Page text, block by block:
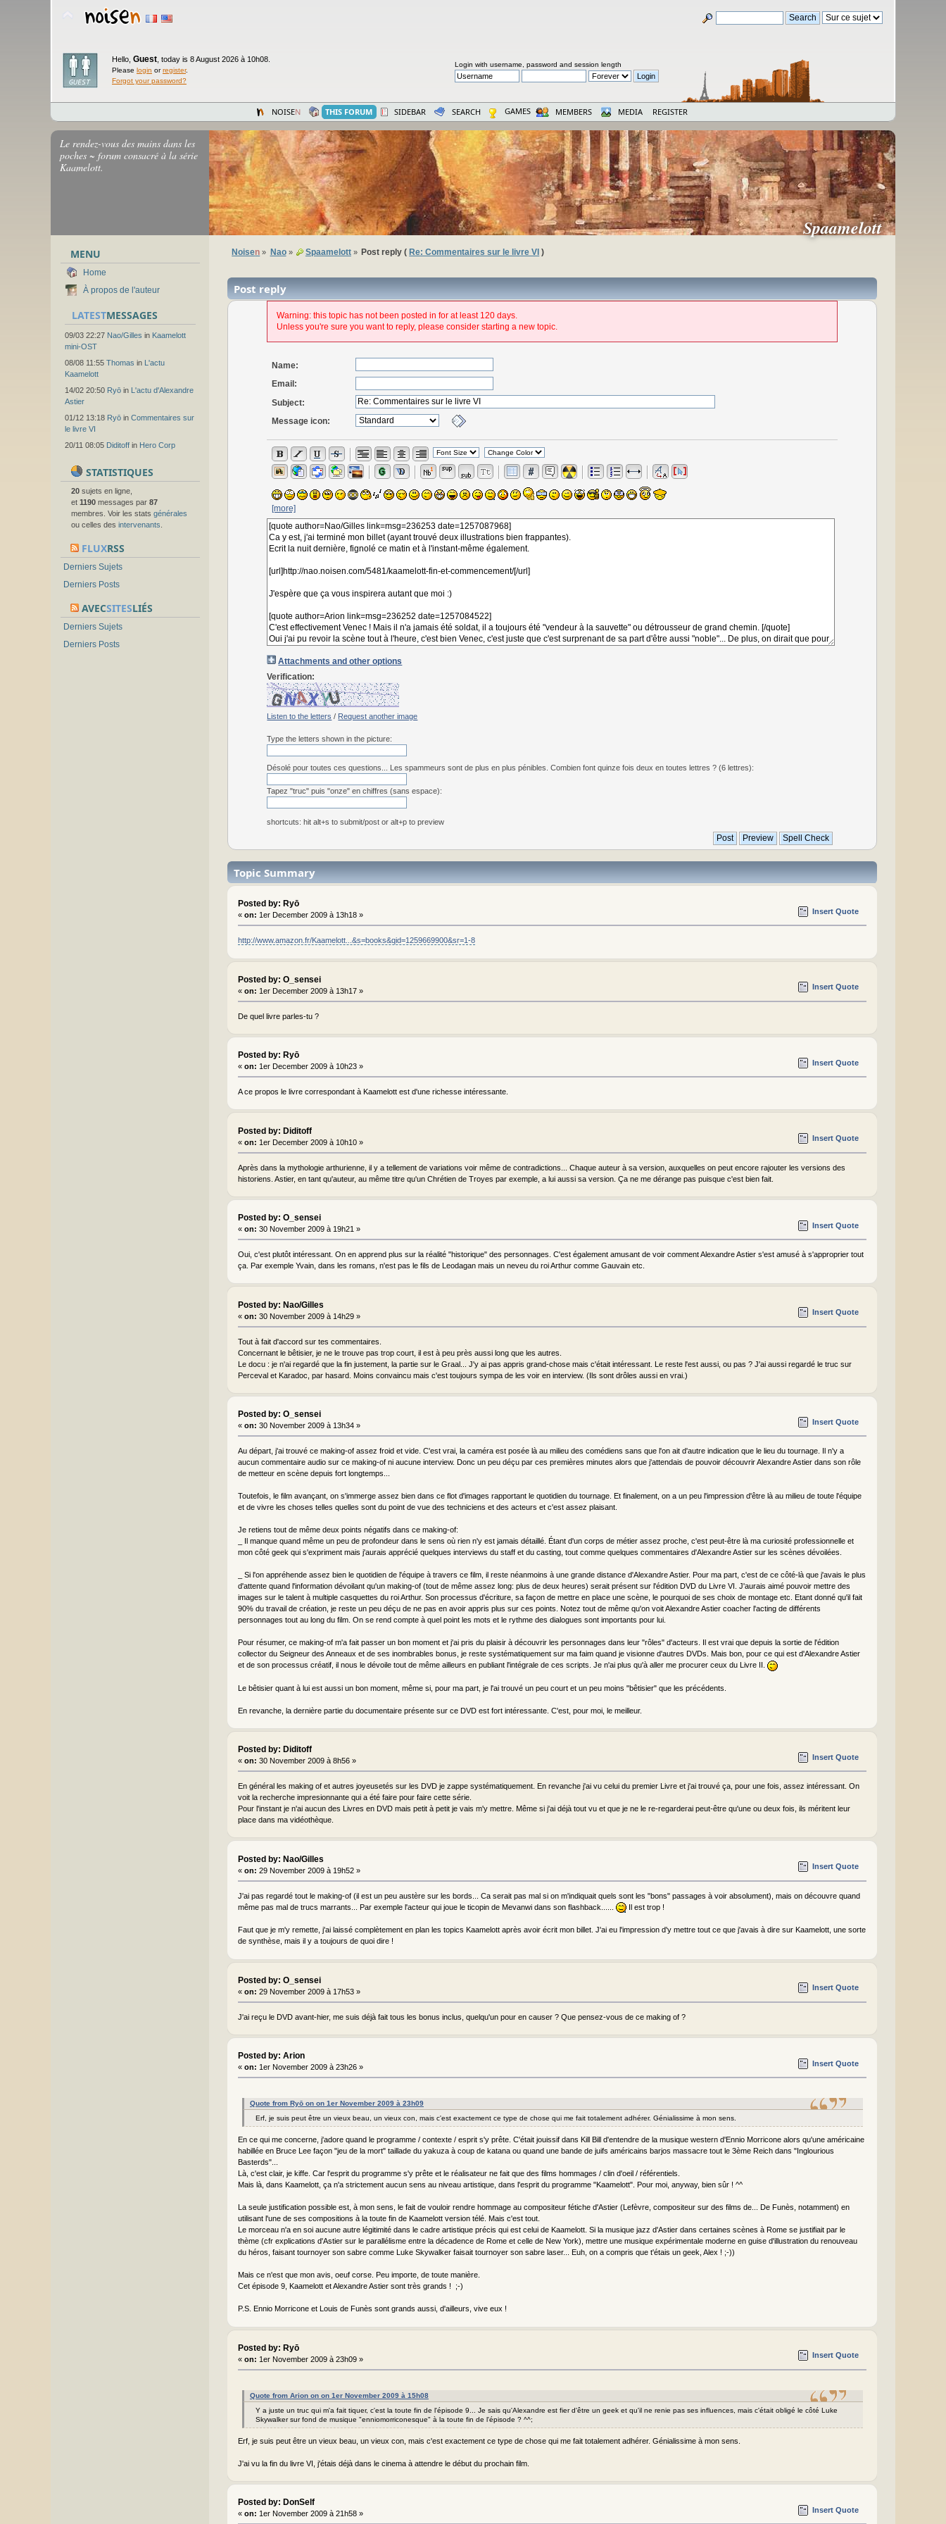
Hello, Guest today is 8 August 2026 à 10h08.
Please login orregister.
Forgot your password?
Login with username, password and session length
NOISEN THIS FORUM SIDEBAR SEARCH GAMES MEMBERS MEDIA REGISTER
Le rendez-vous des mains dans les
poches ~ forum consacré à la série
Kaamelott.
MENU
Home
À propos de l'auteur
LATESTMESSAGES
09/03 22:27 Nao/Gilles in Kaamelott
mini-OST
08/08 11:55 Thomas in L'actu
Kaamelott
14/02 20:50 Ryō in L'actu d'Alexandre
Astier
01/12 13:18 Ryō in Commentaires sur
le livre VI
20/11 08:05 Diditoff in Hero Corp
STATISTIQUES
20 sujets en ligne,
et 1190 messages par 87
membres. Voir les stats générales
ou celles des intervenants
FLUXRSS
Derniers Sujets
Derniers Posts
AVECSITESLIÉS
Derniers Sujets
Derniers Posts
Spaamelott
Noisen » Nao» Spaamelott» Post reply ( Re: Commentaires sur le livre VI )
Post reply
Warning: this topic has not been posted in for at least 120 days.
Unless you're sure you want to reply, please consider starting a new topic.
Name:
Email:
Subject:
Message icon:
[more]
Attachments and other options
Verification:
Listen to the letters / Request another image
Type the letters shown in the picture:
Désolé pour toutes ces questions... Les spammeurs sont de plus en plus pénibles. Combien font quinze fois deux en toutes lettres ? (6 lettres):
Tapez "truc" puis "onze" en chiffres (sans espace):
shortcuts: hit alt+s to submit/post or alt+p to preview
Topic Summary
Posted by: Ryō
« on: 1er December 2009 à 13h18 » Insert Quote
http://www.amazon.fr/Kaamelott...&s=books&qid=1259669900&sr=1-8
Posted by: O_sensei
« on: 1er December 2009 à 13h17 » Insert Quote
De quel livre parles-tu ?
Posted by: Ryō
« on: 1er December 2009 à 10h23 » Insert Quote
A ce propos le livre correspondant à Kaamelott est d'une richesse intéressante.
Posted by: Diditoff
« on: 1er December 2009 à 10h10 » Insert Quote
Après dans la mythologie arthurienne, il y a tellement de variations voir même de contradictions... Chaque auteur à sa version, auxquelles on peut encore rajouter les versions des
historiens. Astier, en tant qu'auteur, au même titre qu'un Chrétien de Troyes par exemple, a lui aussi sa version. Ça ne me dérange pas puisque c'est bien fait.
Posted by: O_sensei
« on: 30 November 2009 à 19h21 » Insert Quote
Oui, c'est plutôt intéressant. On en apprend plus sur la réalité "historique" des personnages. C'est également amusant de voir comment Alexandre Astier s'est amusé à s'approprier tout
ça. Par exemple Yvain, dans les romans, n'est pas le fils de Leodagan mais un neveu du roi Arthur comme Gauvain etc.
Posted by: Nao/Gilles
« on: 30 November 2009 à 14h29 » Insert Quote
Tout à fait d'accord sur tes commentaires.
Concernant le bêtisier, je ne le trouve pas trop court, il est à peu près aussi long que les autres.
Le docu : je n'ai regardé que la fin justement, la partie sur le Graal... J'y ai pas appris grand-chose mais c'était intéressant. Le reste l'est aussi, ou pas ? J'ai aussi regardé le truc sur
Perceval et Karadoc, par hasard. Moins convaincu mais c'est toujours sympa de les voir en interview. (Ils sont drôles aussi en vrai.)
Posted by: O_sensei
« on: 30 November 2009 à 13h34 » Insert Quote
Au départ, j'ai trouvé ce making-of assez froid et vide. C'est vrai, la caméra est posée là au milieu des comédiens sans que l'on ait d'autre indication que le lieu du tournage. Il n'y a
aucun commentaire audio sur ce making-of ni aucune interview. Donc un peu déçu par ces premières minutes alors que j'attendais de pouvoir découvrir Alexandre Astier dans son rôle
de metteur en scène depuis fort longtemps...
Toutefois, le film avançant, on s'immerge assez bien dans ce flot d'images rapportant le quotidien du tournage. Et finalement, on a un peu l'impression d'être là au milieu de toute l'équipe
et de vivre les choses telles quelles sont du point de vue des techniciens et des acteurs et c'est assez plaisant.
Je retiens tout de même deux points négatifs dans ce making-of:
_ Il manque quand même un peu de profondeur dans le sens où rien n'y est jamais détaillé. Étant d'un corps de métier assez proche, c'est peut-être là ma curiosité professionnelle et
mon côté geek qui s'expriment mais j'aurais apprécié quelques interviews du staff et du casting, tout comme quelques commentaires d'Alexandre Astier sur les scènes dévoilées.
_ Si l'on appréhende assez bien le quotidien de l'équipe à travers ce film, il reste néanmoins à une grande distance d'Alexandre Astier. Pour ma part, c'est de ce côté-là que j'avais le plus
d'attente quand l'information dévoilant qu'un making-of (tout de même assez long: plus de deux heures) serait présent sur l'édition DVD du Livre VI. J'aurais aimé pouvoir mettre des
images sur le talent à multiple casquettes du roi Arthur. Son processus d'écriture, sa façon de mettre en place une scène, le pourquoi de ses choix de montage etc. Etant donné qu'il fait
90% du travail de création, je reste un peu déçu de ne pas en avoir appris plus sur ces points. Notez tout de même qu'on voit Alexandre Astier coacher l'acting de différents
personnages tout au long du film. On se rend compte à quel point les mots et le rythme des dialogues sont importants pour lui.
Pour résumer, ce making-of m'a fait passer un bon moment et j'ai pris du plaisir à découvrir les personnages dans leur "rôles" d'acteurs. Il est vrai que depuis la sortie de l'édition
collector du Seigneur des Anneaux et de ses inombrables bonus, je reste systématiquement sur ma faim quand je visionne d'autres DVDs. Mais bon, pour ce qui est d'Alexandre Astier
et de son processus créatif, il nous le dévoile tout de même ailleurs en publiant l'intégrale de ces scripts. Je n'ai plus qu'à aller me procurer ceux du Livre II.
Le bêtisier quant à lui est aussi un bon moment, même si, pour ma part, je l'ai trouvé un peu court et un peu moins "bêtisier" que les précédents.
En revanche, la dernière partie du documentaire présente sur ce DVD est fort intéressante. C'est, pour moi, le meilleur.
Posted by: Diditoff
« on: 30 November 2009 à 8h56 » Insert Quote
En général les making of et autres joyeusetés sur les DVD je zappe systématiquement. En revanche j'ai vu celui du premier Livre et j'ai trouvé ça, pour une fois, assez intéressant. On
voit la recherche impresionnante qui a été faire pour faire cette série.
Pour l'instant je n'ai aucun des Livres en DVD mais petit à petit je vais m'y mettre. Même si j'ai déjà tout vu et que je ne le re-regarderai peut-être qu'une ou deux fois, ils méritent leur
place dans ma vidéothèque.
Posted by: Nao/Gilles
« on: 29 November 2009 à 19h52 » Insert Quote
J'ai pas regardé tout le making-of (il est un peu austère sur les bords... Ca serait pas mal si on m'indiquait quels sont les "bons" passages à voir absolument), mais on découvre quand
même pas mal de trucs marrants... Par exemple l'acteur qui joue le ticopin de Mevanwi dans son flashback......
Il est trop !
Faut que je m'y remette, j'ai laissé complètement en plan les topics Kaamelott après avoir écrit mon billet. J'ai eu l'impression d'y mettre tout ce que j'avais à dire sur Kaamelott, une sorte
de synthèse, mais il y a toujours de quoi dire !
Posted by: O_sensei
« on: 29 November 2009 à 17h53 » Insert Quote
J'ai reçu le DVD avant-hier, me suis déjà fait tous les bonus inclus, quelqu'un pour en causer ? Que pensez-vous de ce making of ?
Posted by: Arion
« on: 1er November 2009 à 23h26 » Insert Quote
Quote from Ryō on on 1er November 2009 à 23h09
Erf, je suis peut être un vieux beau, un vieux con, mais c'est exactement ce type de chose qui me fait totalement adhérer. Génialissime à mon sens.
En ce qui me concerne, j'adore quand le programme / contexte / esprit s'y prête. C'était jouissif dans Kill Bill d'entendre de la musique western d'Ennio Morricone alors qu'une américaine
habillée en Bruce Lee façon "jeu de la mort" taillade du yakuza à coup de katana ou quand une bande de juifs américains barjos massacre tout le 3ème Reich dans "Inglourious
Basterds"...
Là, c'est clair, je kiffe. Car l'esprit du programme s'y prête et le réalisateur ne fait que des films hommages / clin d'oeil / référentiels.
Mais là, dans Kaamelott, ça n'a strictement aucun sens au niveau artistique, dans l'esprit du programme "Kaamelott". Pour moi, anyway, bien sûr ! ^^
La seule justification possible est, à mon sens, le fait de vouloir rendre hommage au compositeur fétiche d'Astier (Lefèvre, compositeur sur des films de... De Funès, notamment) en
utilisant l'une de ses compositions à la toute fin de Kaamelott version télé. Mais c'est tout.
Le morceau n'a en soi aucune autre légitimité dans le cadre artistique précis qui est celui de Kaamelott. Si la musique jazz d'Astier dans certaines scènes à Rome se justifiait par le
thème (cfr explications d'Astier sur le parallélisme entre la décadence de Rome et celle de New York), mettre une musique expérimentale moderne en guise d'illustration du renouveau
du héros, faisant tournoyer son sabre comme Luke Skywalker faisait tournoyer son sabre laser... Euh, on a compris que t'étais un geek, Alex ! ;-))
Mais ce n'est que mon avis, oeuf corse. Peu importe, de toute manière.
Cet épisode 9, Kaamelott et Alexandre Astier sont très grands ! ;-)
P.S. Ennio Morricone et Louis de Funès sont grands aussi, d'ailleurs, vive eux !
Posted by: Ryō
« on: 1er November 2009 à 23h09 » Insert Quote
Quote from Arion on on 1er November 2009 à 15h08
Y a juste un truc qui m'a fait tiquer, c'est la toute fin de l'épisode 9... Je sais qu'Alexandre est fier d'être un geek et qu'il ne renie pas ses influences, mais c'était obligé le côté Luke
Skywalker sur fond de musique "enniomorriconesque" à la toute fin de l'épisode ? ^^;
Erf, je suis peut être un vieux beau, un vieux con, mais c'est exactement ce type de chose qui me fait totalement adhérer. Génialissime à mon sens.
J'ai vu la fin du livre VI, j'étais déjà dans le cinema à attendre le début du prochain film.
Posted by: DonSelf
« on: 1er November 2009 à 21h58 » Insert Quote